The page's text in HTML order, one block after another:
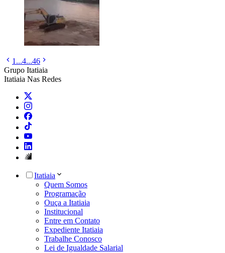
1 ...4...46
Grupo Itatiaia
Itatiaia Nas Redes
Itatiaia
Quem Somos
Programação
Ouça a Itatiaia
Institucional
Entre em Contato
Expediente Itatiaia
Trabalhe Conosco
Lei de Igualdade Salarial